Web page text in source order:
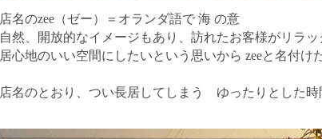
店名のzee （ゼー）＝オランダ語で 海 の意
自然、開放的なイメージもあり、訪れたお客様がリラッ
居心地のいい空間にしたいという思いから zeeと名付け
店名のとおり、つい長居してしまう ゆったりとした